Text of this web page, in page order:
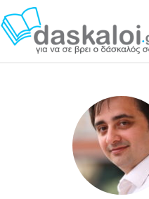
Νικόλαος Καρυτινός daskaloi.gr